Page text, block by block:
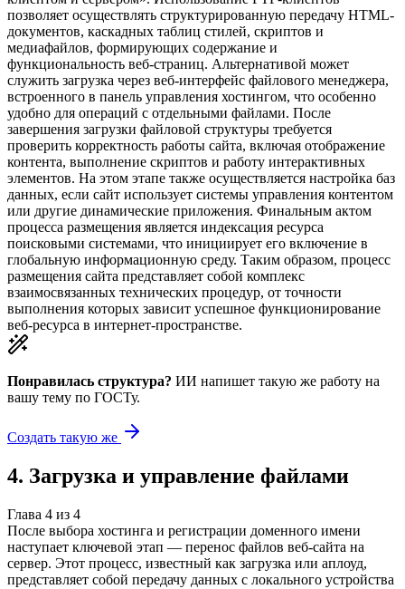
позволяет осуществлять структурированную передачу HTML-
документов, каскадных таблиц стилей, скриптов и
медиафайлов, формирующих содержание и
функциональность веб-страниц. Альтернативой может
служить загрузка через веб-интерфейс файлового менеджера,
встроенного в панель управления хостингом, что особенно
удобно для операций с отдельными файлами. После
завершения загрузки файловой структуры требуется
проверить корректность работы сайта, включая отображение
контента, выполнение скриптов и работу интерактивных
элементов. На этом этапе также осуществляется настройка баз
данных, если сайт использует системы управления контентом
или другие динамические приложения. Финальным актом
процесса размещения является индексация ресурса
поисковыми системами, что инициирует его включение в
глобальную информационную среду. Таким образом, процесс
размещения сайта представляет собой комплекс
взаимосвязанных технических процедур, от точности
выполнения которых зависит успешное функционирование
веб-ресурса в интернет-пространстве.
Понравилась структура? ИИ напишет такую же работу на
вашу тему по ГОСТу.
Создать такую же
4. Загрузка и управление файлами
Глава 4 из 4
После выбора хостинга и регистрации доменного имени
наступает ключевой этап — перенос файлов веб-сайта на
сервер. Этот процесс, известный как загрузка или аплоуд,
представляет собой передачу данных с локального устройства